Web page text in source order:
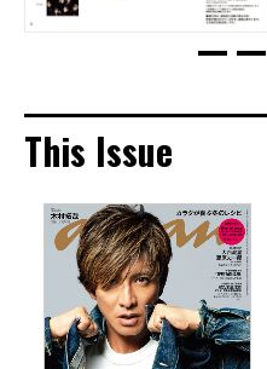
This Issue